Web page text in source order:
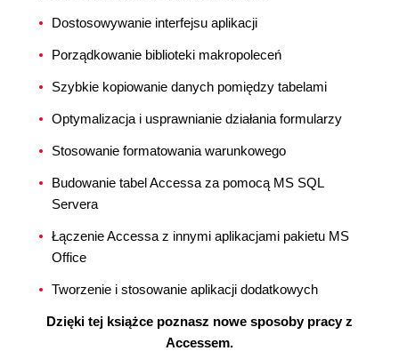
Dostosowywanie interfejsu aplikacji
Porządkowanie biblioteki makropoleceń
Szybkie kopiowanie danych pomiędzy tabelami
Optymalizacja i usprawnianie działania formularzy
Stosowanie formatowania warunkowego
Budowanie tabel Accessa za pomocą MS SQL
Servera
Łączenie Accessa z innymi aplikacjami pakietu MS
Office
Tworzenie i stosowanie aplikacji dodatkowych
Dzięki tej książce poznasz nowe sposoby pracy z
Accessem.